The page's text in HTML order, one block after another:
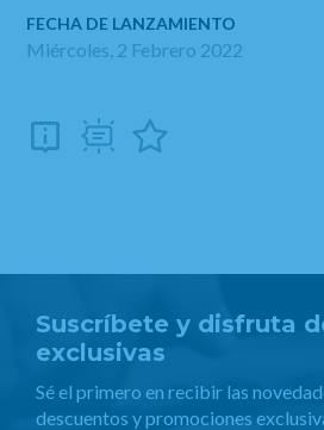
FECHA DE LANZAMIENTO
Miércoles, 2 Febrero 2022
Suscríbete y disfruta
exclusivas
Sé el primero en recibir las
descuentos y promociones